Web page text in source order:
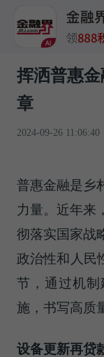
挥洒普惠
章
2024-09-26 11:06:40
普惠金融是乡
力量。近年来
彻落实国家战
政治性和人民
节，通过机
施，书写高质
设备更新再贷